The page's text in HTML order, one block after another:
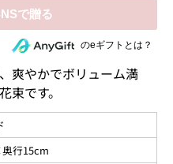
にeギフトで贈るのeギフトとは？
爽やかでボリューム満
束です。
行15cm